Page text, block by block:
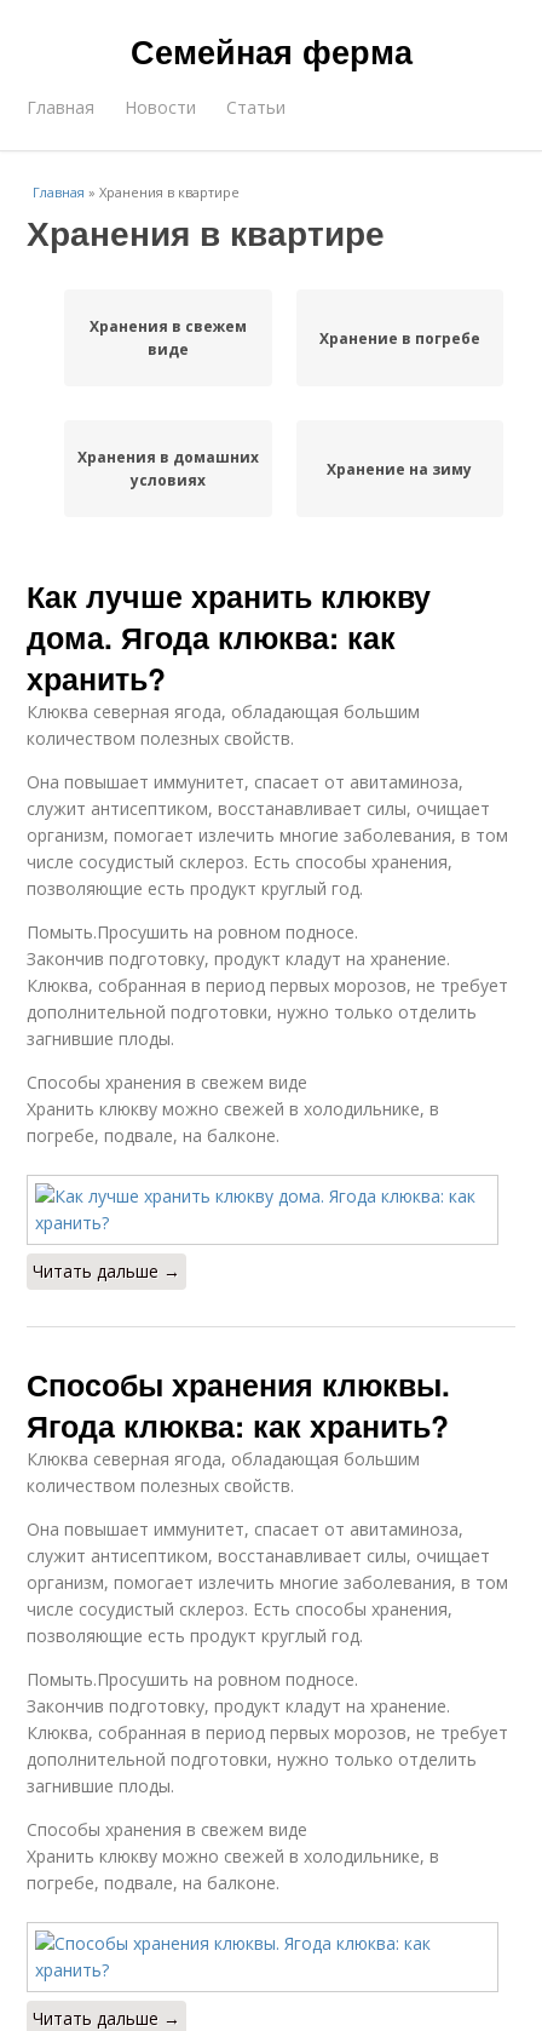
Семейная ферма
Главная Новости Статьи
Главная »Хранения в квартире
Хранения в квартире
Хранения в свежем
виде
Хранение в погребе
Хранения в домашних
условиях
Хранение на зиму
Как лучше хранить клюкву
дома. Ягода клюква: как
хранить?
Клюква северная ягода, обладающая большим
количеством полезных свойств.
Она повышает иммунитет, спасает от авитаминоза,
служит антисептиком, восстанавливает силы, очищает
организм, помогает излечить многие заболевания, в том
числе сосудистый склероз. Есть способы хранения,
позволяющие есть продукт круглый год.
Помыть.Просушить на ровном подносе.
Закончив подготовку, продукт кладут на хранение.
Клюква, собранная в период первых морозов, не требует
дополнительной подготовки, нужно только отделить
загнившие плоды.
Способы хранения в свежем виде
Хранить клюкву можно свежей в холодильнике, в
погребе, подвале, на балконе.
Читать дальше →
Способы хранения клюквы.
Ягода клюква: как хранить?
Клюква северная ягода, обладающая большим
количеством полезных свойств.
Она повышает иммунитет, спасает от авитаминоза,
служит антисептиком, восстанавливает силы, очищает
организм, помогает излечить многие заболевания, в том
числе сосудистый склероз. Есть способы хранения,
позволяющие есть продукт круглый год.
Помыть.Просушить на ровном подносе.
Закончив подготовку, продукт кладут на хранение.
Клюква, собранная в период первых морозов, не требует
дополнительной подготовки, нужно только отделить
загнившие плоды.
Способы хранения в свежем виде
Хранить клюкву можно свежей в холодильнике, в
погребе, подвале, на балконе.
Читать дальше →